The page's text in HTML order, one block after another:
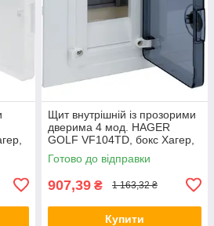
Щит внутрішній із прозорими
дверима 4 мод. HAGER
GOLF VF104TD, бокс Хагер,
шафа розподільна для
автоматів
Готово до відправки
907,39 ₴ 1 163,32 ₴
Купити